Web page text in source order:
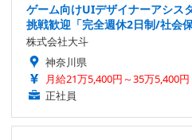
ゲーム向けUIデザイナーアシス
挑戦歓迎「完全週休2日制/社会
株式会社大斗
神奈川県
月給21万5,400円～35万5,400円
正社員